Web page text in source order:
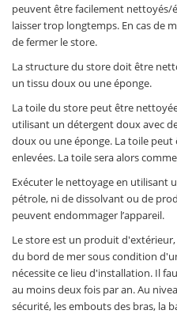
peuvent être facilement nettoyés/
laisser trop longtemps. En cas de
de fermer le store.
La structure du store doit être
un tissu doux ou une éponge.
La toile du store peut être
utilisant un détergent doux avec de
doux ou une éponge. La toile peut
enlevées. La toile sera alors
Exécuter le nettoyage en utilisant
pétrole, ni de dissolvant ou de
peuvent endommager l’appareil.
Le store est un produit
du bord de mer sous condition
nécessite ce lieu d'installation. Il
au moins deux fois par an. Au
sécurité, les embouts des bras, la